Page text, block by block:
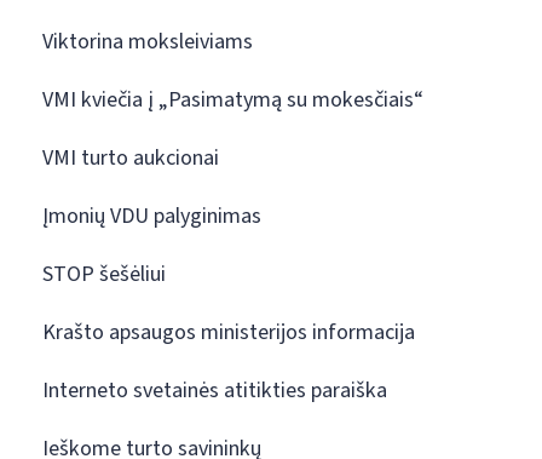
Viktorina moksleiviams
VMI kviečia į „Pasimatymą su mokesčiais“
VMI turto aukcionai
Įmonių VDU palyginimas
STOP šešėliui
Krašto apsaugos ministerijos informacija
Interneto svetainės atitikties paraiška
Ieškome turto savininkų